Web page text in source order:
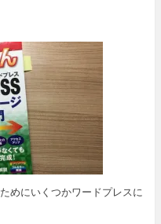
めにいくつかワードプレスに